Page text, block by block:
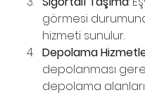
görmesi
hizmeti sunulur.
Depolama
depolanması
depolama alanları